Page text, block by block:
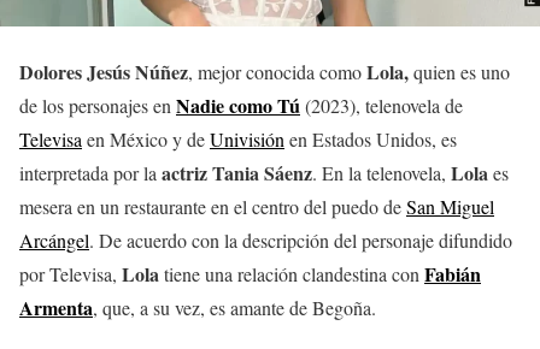
Dolores Jesús Núñez, mejor conocida comoLola,quien es uno
de los personajes en Nadie como Tú(2023), telenovela de
Televisa en México y deUnivisión en Estados Unidos, es
interpretada por la actriz Tania Sáenz. En la telenovela, Lolaes
mesera en un restaurante en el centro del puedo deSan Miguel
Arcángel. De acuerdo con la descripción del personaje difundido
por Televisa, Lolatiene una relación clandestina con Fabián
Armenta, que, a su vez, es amante de Begoña.